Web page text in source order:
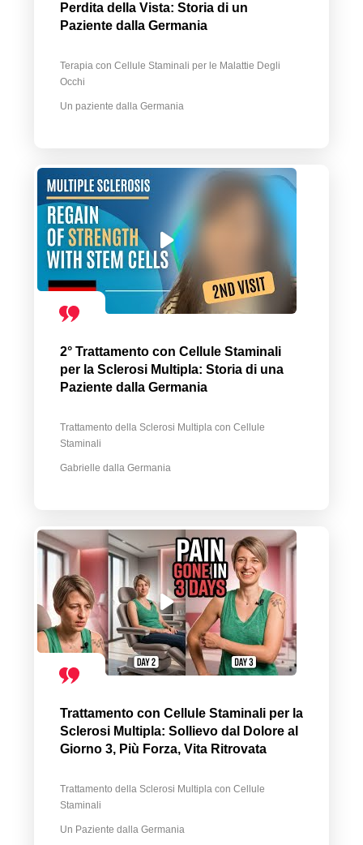
Perdita della Vista: Storia di un
Paziente dalla Germania
Terapia con Cellule Staminali per le Malattie Degli
Occhi
Un paziente dalla Germania
2° Trattamento con Cellule Staminali
per la Sclerosi Multipla: Storia di una
Paziente dalla Germania
Trattamento della Sclerosi Multipla con Cellule
Staminali
Gabrielle dalla Germania
Trattamento con Cellule Staminali per la
Sclerosi Multipla: Sollievo dal Dolore al
Giorno 3, Più Forza, Vita Ritrovata
Trattamento della Sclerosi Multipla con Cellule
Staminali
Un Paziente dalla Germania